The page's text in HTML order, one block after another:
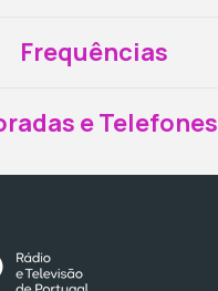
Frequências
e Telefones